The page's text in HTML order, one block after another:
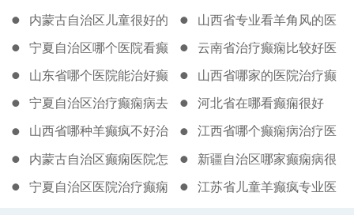
内蒙古自治区儿童很好的
癫痫医院
山西省专业看羊角风的医
院
宁夏自治区哪个医院看癫
痫好很新
云南省治疗癫痫比较好医
院
山东省哪个医院能治好癫
痫病
山西省哪家的医院治疗癫
痫病很好
宁夏自治区治疗癫痫病去
那个医院
河北省在哪看癫痫很好
山西省哪种羊癫疯不好治 江西省哪个癫痫病治疗医
院好
内蒙古自治区癫痫医院怎
么走
新疆自治区哪家癫痫病很
好
宁夏自治区医院治疗癫痫 江苏省儿童羊癫疯专业医